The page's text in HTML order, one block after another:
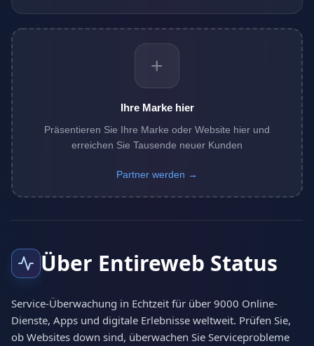
+
Ihre Marke hier
Präsentieren Sie Ihre Marke oder Website hier und
erreichen Sie Tausende neuer Kunden
Partner werden →
Über Entireweb Status
Service-Überwachung in Echtzeit für über 9000 Online-
Dienste, Apps und digitale Erlebnisse weltweit. Prüfen Sie,
ob Websites down sind, überwachen Sie Serviceprobleme